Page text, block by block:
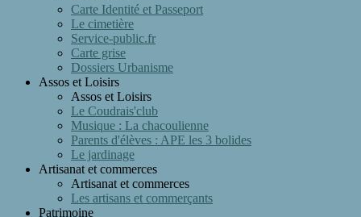
Carte Identité et Passeport
Le cimetière
Service-public.fr
Carte grise
Dossiers Urbanisme
Assos et Loisirs
Assos et Loisirs
Le Coudrais'club
Musique : La chacoulienne
Parents d'élèves : APE les 3 bolides
Le jardinage
Artisanat et commerces
Artisanat et commerces
Les artisans et commerçants
Patrimoine